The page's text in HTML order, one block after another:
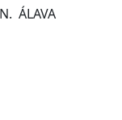
ÁLAVA